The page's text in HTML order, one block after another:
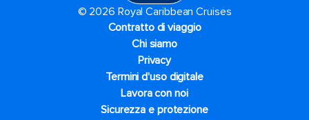
© 2026 Royal Caribbean Cruises
Contratto di viaggio
Chi siamo
Privacy
Termini d'uso digitale
Lavora con noi
Sicurezza e protezione